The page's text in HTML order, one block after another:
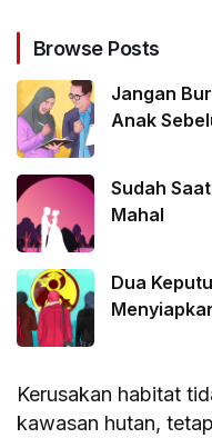
Browse Posts
Jangan
Anak
Sudah
Mahal
Dua
Kerusakan habitat
kawasan hutan,